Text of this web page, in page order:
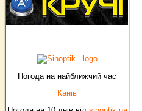
Погода на найближчий час
Канів